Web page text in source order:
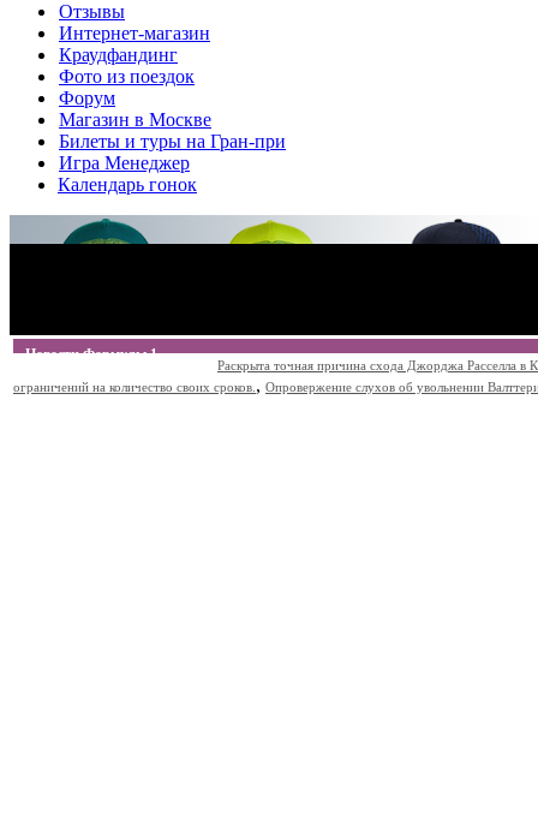
Отзывы
Интернет-магазин
Краудфандинг
Фото из поездок
Форум
Магазин в Москве
Билеты и туры на Гран-при
Игра Менеджер
Календарь гонок
Новости Формулы 1
Раскрыта точная причина схода Джорджа Расселла в
ограничений на количество своих сроков. , Опровержение слухов об увольнении